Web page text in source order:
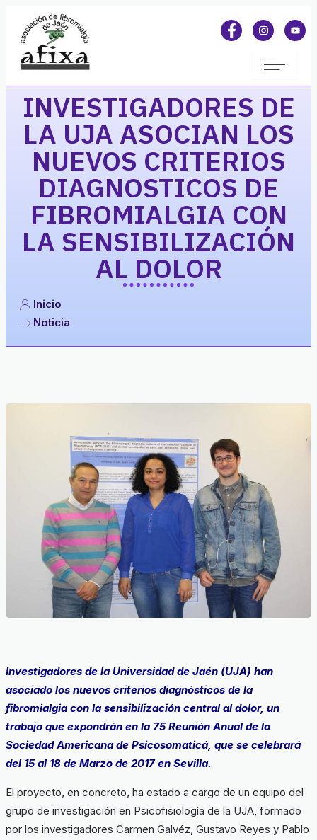
INVESTIGADORES DE
LA UJA ASOCIAN LOS
NUEVOS CRITERIOS
DIAGNOSTICOS DE
FIBROMIALGIA CON
LA SENSIBILIZACIÓN
AL DOLOR
Inicio
Noticia
Investigadores de la Universidad de Jaén (UJA) han
asociado los nuevos criterios diagnósticos de la
fibromialgia con la sensibilización central al dolor, un
trabajo que expondrán en la 75 Reunión Anual de la
Sociedad Americana de Psicosomaticá, que se celebrará
del 15 al 18 de Marzo de 2017 en Sevilla.
El proyecto, en concreto, ha estado a cargo de un equipo del
grupo de investigación en Psicofisiología de la UJA, formado
por los investigadores Carmen Galvéz, Gustavo Reyes y Pablo